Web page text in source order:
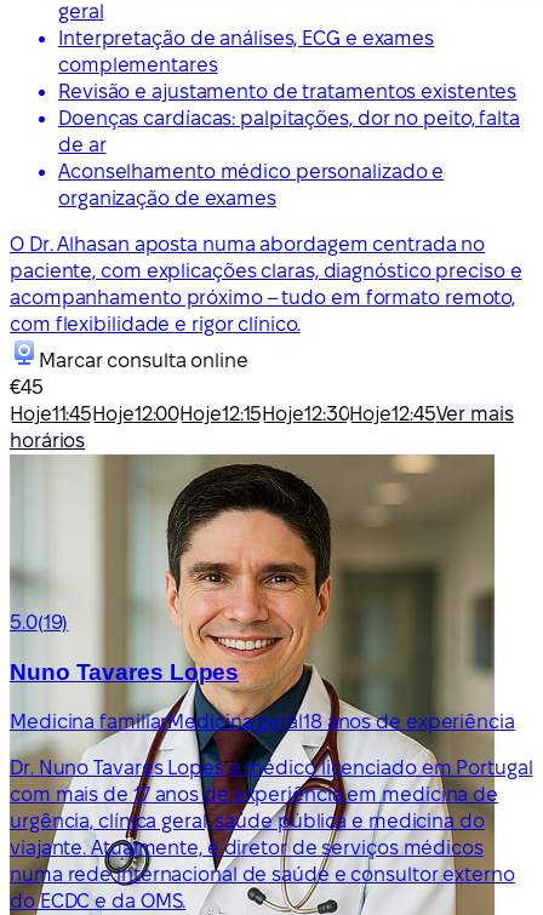
geral
Interpretação de análises, ECG e exames
complementares
Revisão e ajustamento de tratamentos existentes
Doenças cardíacas: palpitações, dor no peito, falta
de ar
Aconselhamento médico personalizado e
organização de exames
O Dr. Alhasan aposta numa abordagem centrada no
paciente, com explicações claras, diagnóstico preciso e
acompanhamento próximo – tudo em formato remoto,
com flexibilidade e rigor clínico.
Marcar consulta online
€45
Hoje11:45Hoje12:00Hoje12:15Hoje12:30Hoje12:45Ver mais
horários
5.0(19)
Nuno Tavares Lopes
Medicina familiarMedicina geral18 anos de experiência
Dr. Nuno Tavares Lopes é médico licenciado em Portugal
com mais de 17 anos de experiência em medicina de
urgência, clínica geral, saúde pública e medicina do
viajante. Atualmente, é diretor de serviços médicos
numa rede internacional de saúde e consultor externo
do ECDC e da OMS.